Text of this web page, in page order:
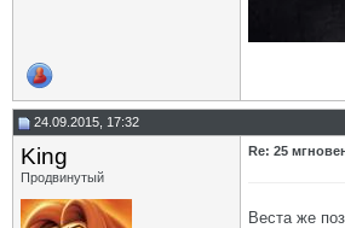
24.09.2015, 17:32
King
Продвинутый
Re: 25
Веста же